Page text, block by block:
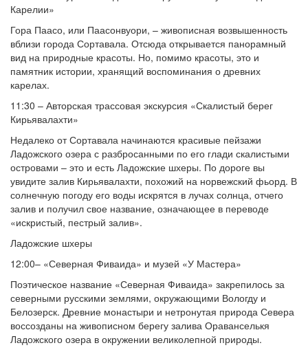
Карелии»
Гора Паасо, или Паасонвуори, – живописная возвышенность
вблизи города Сортавала. Отсюда открывается панорамный
вид на природные красоты. Но, помимо красоты, это и
памятник истории, хранящий воспоминания о древних
карелах.
11:30 – Авторская трассовая экскурсия «Скалистый берег
Кирьявалахти»
Недалеко от Сортавала начинаются красивые пейзажи
Ладожского озера с разбросанными по его глади скалистыми
островами – это и есть Ладожские шхеры. По дороге вы
увидите залив Кирьявалахти, похожий на норвежский фьорд. В
солнечную погоду его воды искрятся в лучах солнца, отчего
залив и получил свое название, означающее в переводе
«искристый, пестрый залив».
Ладожские шхеры
12:00– «Северная Фиваида» и музей «У Мастера»
Поэтическое название «Северная Фиваида» закрепилось за
северными русскими землями, окружающими Вологду и
Белозерск. Древние монастыри и нетронутая природа Севера
воссозданы на живописном берегу залива Ораванселькя
Ладожского озера в окружении великолепной природы.